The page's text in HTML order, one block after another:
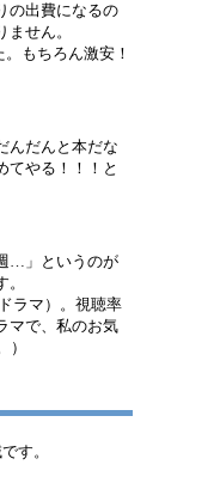
の出費になるの
せん。
もちろん激安！
んだんと本だな
てやる！！！と
…」というのが
ラマ）。視聴率
マで、私のお気
す。